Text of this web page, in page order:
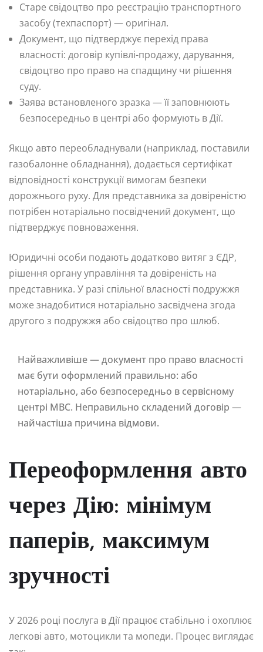
Старе свідоцтво про реєстрацію транспортного
засобу (техпаспорт) — оригінал.
Документ, що підтверджує перехід права
власності: договір купівлі-продажу, дарування,
свідоцтво про право на спадщину чи рішення
суду.
Заява встановленого зразка — її заповнюють
безпосередньо в центрі або формують в Дії.
Якщо авто переобладнували (наприклад, поставили
газобалонне обладнання), додається сертифікат
відповідності конструкції вимогам безпеки
дорожнього руху. Для представника за довіреністю
потрібен нотаріально посвідчений документ, що
підтверджує повноваження.
Юридичні особи подають додатково витяг з ЄДР,
рішення органу управління та довіреність на
представника. У разі спільної власності подружжя
може знадобитися нотаріально засвідчена згода
другого з подружжя або свідоцтво про шлюб.
Найважливіше — документ про право власності
має бути оформлений правильно: або
нотаріально, або безпосередньо в сервісному
центрі МВС. Неправильно складений договір —
найчастіша причина відмови.
Переоформлення авто
через Дію: мінімум
паперів, максимум
зручності
У 2026 році послуга в Дії працює стабільно і охоплює
легкові авто, мотоцикли та мопеди. Процес виглядає